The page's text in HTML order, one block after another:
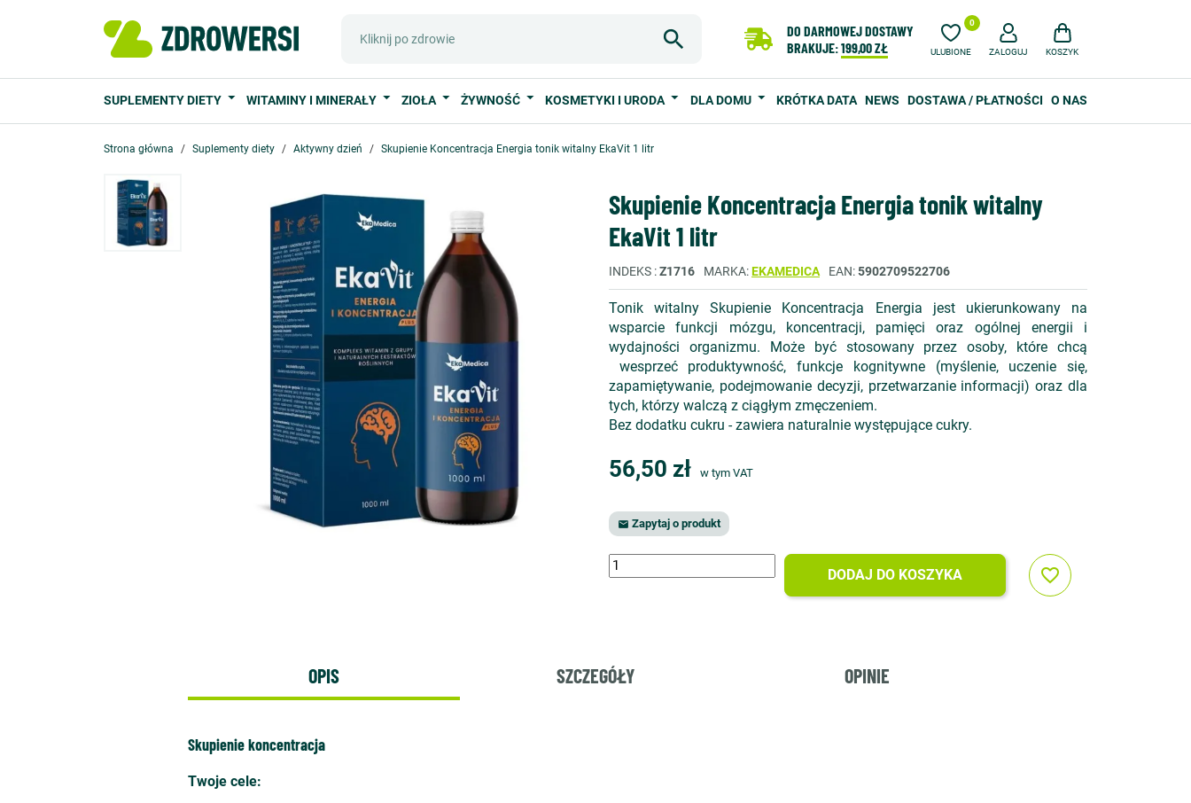
DO DARMOWEJ DOSTAWY
BRAKUJE:199,00 ZŁ ULUBIONE
0
ZALOGUJ KOSZYK
SUPLEMENTY DIETY WITAMINY I MINERAŁY ZIOŁA ŻYWNOŚĆ KOSMETYKI I URODA DLA DOMU KRÓTKA DATA NEWS DOSTAWA / PŁATNOŚCI O NAS
Strona główna Suplementy diety Aktywny dzień Skupienie Koncentracja Energia tonik witalny EkaVit 1 litr
Skupienie Koncentracja Energia tonik witalny
EkaVit 1 litr
INDEKS Z1716 MARKA EKAMEDICA EAN 5902709522706
Tonik witalny Skupienie Koncentracja Energia jest ukierunkowany na
wsparcie funkcji mózgu, koncentracji, pamięci oraz ogólnej energii i
wydajności organizmu. Może być stosowany przez osoby, które chcą
wesprzeć produktywność, funkcje kognitywne (myślenie, uczenie się,
zapamiętywanie, podejmowanie decyzji, przetwarzanie informacji) oraz dla
tych, którzy walczą z ciągłym zmęczeniem.
Bez dodatku cukru - zawiera naturalnie występujące cukry.
56,50 zł w tym VAT
 Zapytaj o produkt
DODAJ DO KOSZYKA favorite_border
OPIS SZCZEGÓŁY OPINIE
Skupienie koncentracja
Twoje cele: